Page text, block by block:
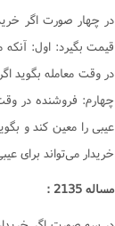
در چهار صورت اگر
قيمت بگيرد: اول:
در وقت معامله بگويد
چهارم: فروشنده در
عيبى را معين کند و
خريدار مى‌تواند براى
مساله 2135 :